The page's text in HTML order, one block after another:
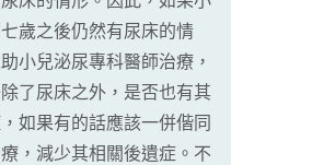
歲之後仍然有尿床的情
小兒泌尿專科醫師治療，
了尿床之外，是否也有其
如果有的話應該一併偕同
，減少其相關後遺症。不